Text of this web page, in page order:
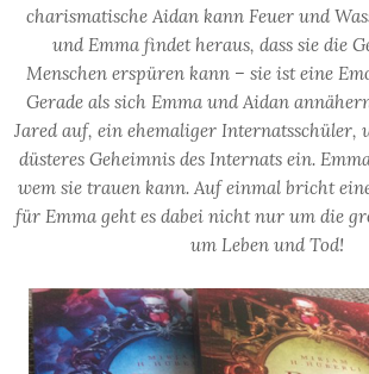
charismatische Aidan kann Feuer und
und Emma findet heraus, dass sie die
Menschen erspüren kann – sie ist eine
Gerade als sich Emma und Aidan
Jared auf, ein ehemaliger Internatsschüler,
düsteres Geheimnis des Internats ein.
wem sie trauen kann. Auf einmal bricht
für Emma geht es dabei nicht nur um die
um Leben und Tod!